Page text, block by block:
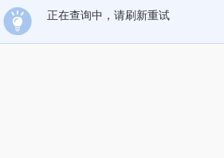
正在查询中，请刷新重试